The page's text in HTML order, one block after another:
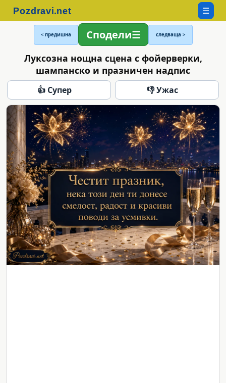
☰
< предишна Сподели следваща >
Луксозна нощна сцена с фойерверки,
шампанско и празничен надпис
👍 Супер 👎 Ужас